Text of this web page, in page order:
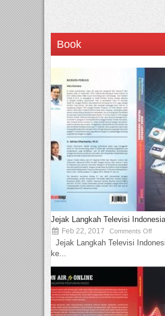
Book
Jejak Langkah Televisi Indonesia
Feb 22, 2017 Comments Off
Jejak Langkah Televisi
ke...